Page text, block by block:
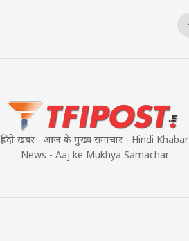
हिंदी खबर - आज के मुख्य समाचार - Hindi Khabar
News - Aaj ke Mukhya Samachar